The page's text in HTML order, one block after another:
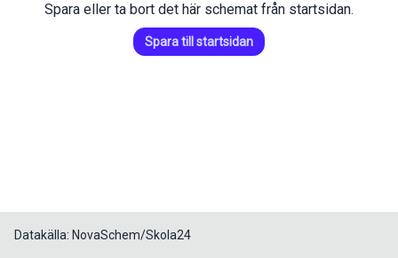
Spara eller ta bort det här schemat från startsidan.
Spara till startsidan
Datakälla: NovaSchem/Skola24